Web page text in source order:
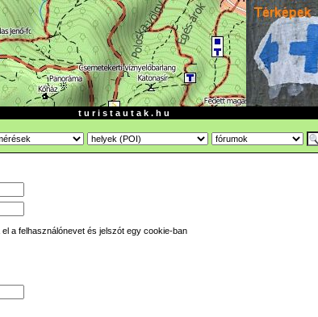
t u r i s t a u t a k . h u
a felhasználónevet és jelszót egy cookie-ban